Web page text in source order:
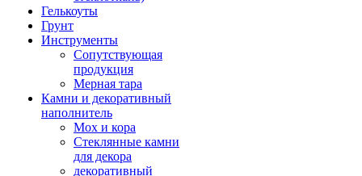
Гелькоуты
Грунт
Инструменты
Сопутствующая
продукция
Мерная тара
Камни и декоративный
наполнитель
Мох и кора
Стеклянные камни
для декора
декоративный